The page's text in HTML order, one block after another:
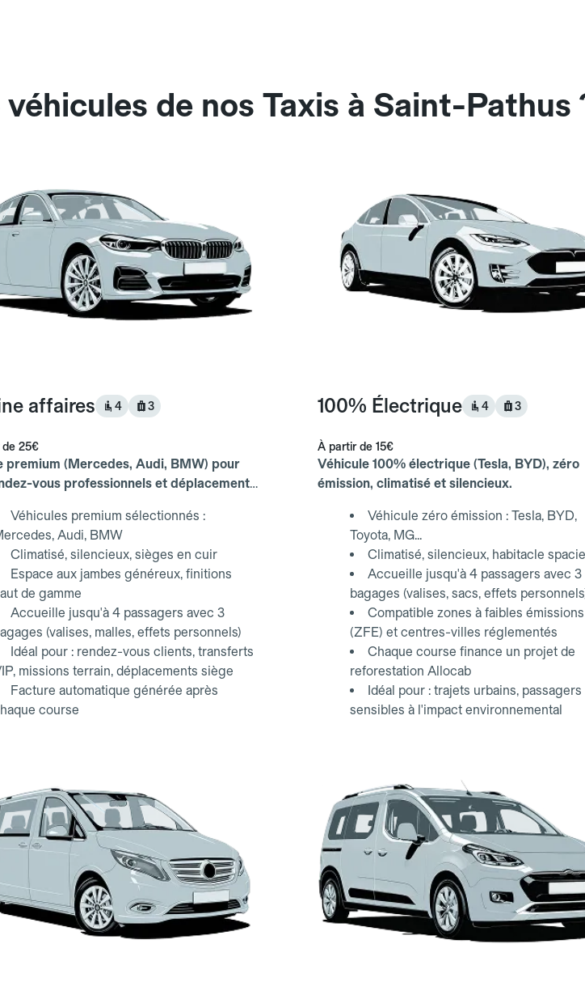
de nos Taxis à Saint-Pathus
affaires 4 3
25€
premium (Mercedes, Audi, BMW) pour
vous professionnels et déplacements
Véhicules premium sélectionnés :
Audi, BMW
Climatisé, silencieux, sièges en cuir
Espace aux jambes généreux, finitions
de gamme
Accueille jusqu'à 4 passagers avec 3
(valises, malles, effets personnels)
Idéal pour : rendez-vous clients, transferts
missions terrain, déplacements siège
Facture automatique générée après
course
100% Électrique 4 3
À partir de 15€
Véhicule 100% électrique (Tesla, BYD), zéro
émission, climatisé et silencieux.
Véhicule zéro émission : Tesla, BYD,
Toyota, MG...
Climatisé, silencieux, habitacle
Accueille jusqu'à 4 passagers avec 3
bagages (valises, sacs, effets
Compatible zones à faibles émissions
(ZFE) et centres-villes réglementés
Chaque course finance un projet de
reforestation Allocab
Idéal pour : trajets urbains, passagers
sensibles à l'impact environnemental